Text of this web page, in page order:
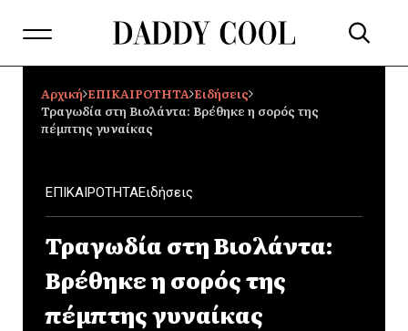
Αρχική ΕΠΙΚΑΙΡΟΤΗΤΑ Ειδήσεις
Τραγωδία στη Βιολάντα: Βρέθηκε η σορός της
πέμπτης γυναίκας
ΕΠΙΚΑΙΡΟΤΗΤΑΕιδήσεις
Τραγωδία στη Βιολάντα:
Βρέθηκε η σορός της
πέμπτης γυναίκας